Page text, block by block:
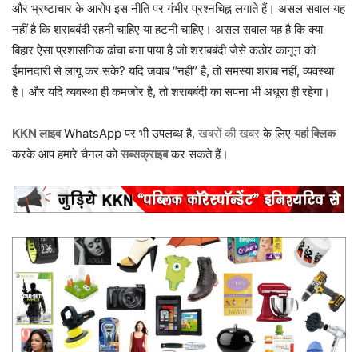
और भ्रष्टाचार के आरोप इस नीति पर गंभीर प्रश्नचिह्न लगाते हैं। असल सवाल यह
नहीं है कि शराबबंदी रहनी चाहिए या हटनी चाहिए। असल सवाल यह है कि क्या
बिहार ऐसा प्रशासनिक ढांचा बना पाया है जो शराबबंदी जैसे कठोर कानून को
ईमानदारी से लागू कर सके? यदि जवाब “नहीं” है, तो समस्या शराब नहीं, व्यवस्था
है। और यदि व्यवस्था ही कमजोर है, तो शराबबंदी का सपना भी अधूरा ही रहेगा।
KKN लाइवWhatsApp पर भी उपलब्ध है, खबरों की खबरके लिए यहां क्लिक
करके आप हमारे चैनल कोसब्सक्राइबकर सकते हैं।